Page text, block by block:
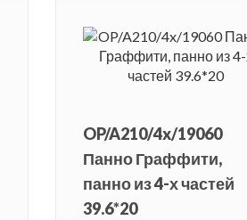
OP/A210/4x/19060
Панно Граффити,
панно из 4-х частей
39.6*20